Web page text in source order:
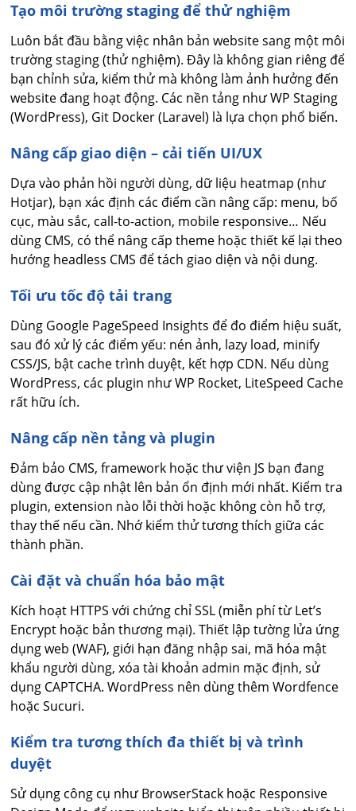
Tạo môi trường staging để thử nghiệm
Luôn bắt đầu bằng việc nhân bản website sang một môi
trường staging (thử nghiệm). Đây là không gian riêng để
bạn chỉnh sửa, kiểm thử mà không làm ảnh hưởng đến
website đang hoạt động. Các nền tảng như WP Staging
(WordPress), Git Docker (Laravel) là lựa chọn phổ biến.
Nâng cấp giao diện – cải tiến UI/UX
Dựa vào phản hồi người dùng, dữ liệu heatmap (như
Hotjar), bạn xác định các điểm cần nâng cấp: menu, bố
cục, màu sắc, call-to-action, mobile responsive… Nếu
dùng CMS, có thể nâng cấp theme hoặc thiết kế lại theo
hướng headless CMS để tách giao diện và nội dung.
Tối ưu tốc độ tải trang
Dùng Google PageSpeed Insights để đo điểm hiệu suất,
sau đó xử lý các điểm yếu: nén ảnh, lazy load, minify
CSS/JS, bật cache trình duyệt, kết hợp CDN. Nếu dùng
WordPress, các plugin như WP Rocket, LiteSpeed Cache
rất hữu ích.
Nâng cấp nền tảng và plugin
Đảm bảo CMS, framework hoặc thư viện JS bạn đang
dùng được cập nhật lên bản ổn định mới nhất. Kiểm tra
plugin, extension nào lỗi thời hoặc không còn hỗ trợ,
thay thế nếu cần. Nhớ kiểm thử tương thích giữa các
thành phần.
Cài đặt và chuẩn hóa bảo mật
Kích hoạt HTTPS với chứng chỉ SSL (miễn phí từ Let’s
Encrypt hoặc bản thương mại). Thiết lập tường lửa ứng
dụng web (WAF), giới hạn đăng nhập sai, mã hóa mật
khẩu người dùng, xóa tài khoản admin mặc định, sử
dụng CAPTCHA. WordPress nên dùng thêm Wordfence
hoặc Sucuri.
Kiểm tra tương thích đa thiết bị và trình
duyệt
Sử dụng công cụ như BrowserStack hoặc Responsive